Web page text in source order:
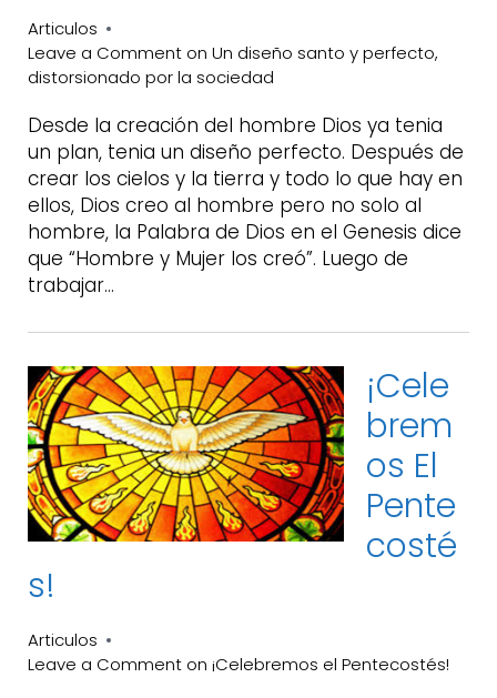
Articulos
Leave a Comment on Un diseño santo y perfecto,
distorsionado por la sociedad
Desde la creación del hombre Dios ya tenia
un plan, tenia un diseño perfecto. Después de
crear los cielos y la tierra y todo lo que hay en
ellos, Dios creo al hombre pero no solo al
hombre, la Palabra de Dios en el Genesis dice
que “Hombre y Mujer los creó”. Luego de
trabajar…
¡Cele
Brem
Os El
Pente
Costé
S!
Articulos
Leave a Comment on ¡Celebremos el Pentecostés!